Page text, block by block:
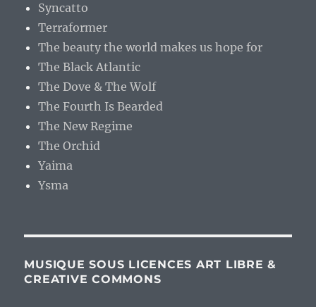
Syncatto
Terraformer
The beauty the world makes us hope for
The Black Atlantic
The Dove & The Wolf
The Fourth Is Bearded
The New Regime
The Orchid
Yaima
Ysma
MUSIQUE SOUS LICENCES ART LIBRE &
CREATIVE COMMONS